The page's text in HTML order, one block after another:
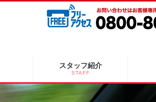
スタッフ紹介
STAFF